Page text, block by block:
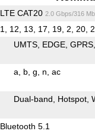
LTE CAT20 2.0 Gbps/316
1, 12, 13, 17, 19, 2, 20,
UMTS EDGE GPRS
a b g n ac
Dual-band Hotspot
Bluetooth 5.1